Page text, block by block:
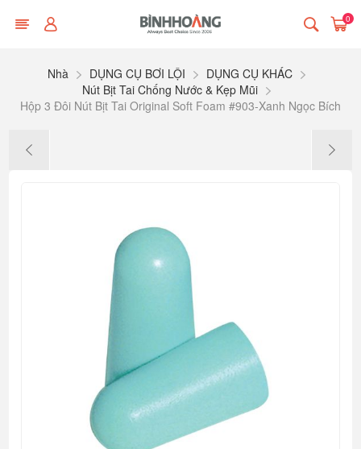
0
Nhà DỤNG CỤ BƠI LỘI
DỤNG CỤ KHÁC
Nút Bịt Tai Chống Nước & Kẹp Mũi
Hộp 3 Đôi Nút Bịt Tai Original Soft Foam #903-Xanh Ngọc Bích